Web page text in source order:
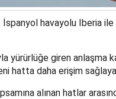
İspanyol havayolu Iberia ile
yürürlüğe giren anlaşma
hatta daha erişim
alınan hatlar